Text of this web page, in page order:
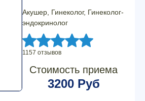
Акушер, Гинеколог, Гинеколог-
эндокринолог
1157 отзывов
Стоимость приема
3200 Руб